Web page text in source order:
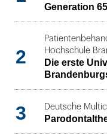
Generation
2
Hochschule
Die erste
3 Deutsche